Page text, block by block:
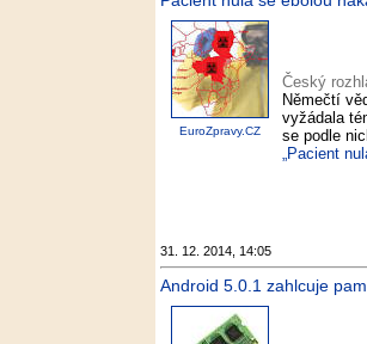
EuroZpravy.CZ
Český
Němečtí
vyžádala
se podle
„Pacient
31. 12. 2014, 14:05
Android 5.0.1 zahlcuje